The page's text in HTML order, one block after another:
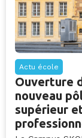
Actu école
Ouverture
nouveau
supérieur